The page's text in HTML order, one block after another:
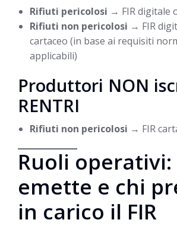
Rifiuti pericolosi → FIR digitale
Rifiuti non pericolosi → FIR
cartaceo (in base ai requisiti
applicabili)
Produttori NON
RENTRI
Rifiuti non pericolosi → FIR
Ruoli operativi:
emette e chi
in carico il FIR